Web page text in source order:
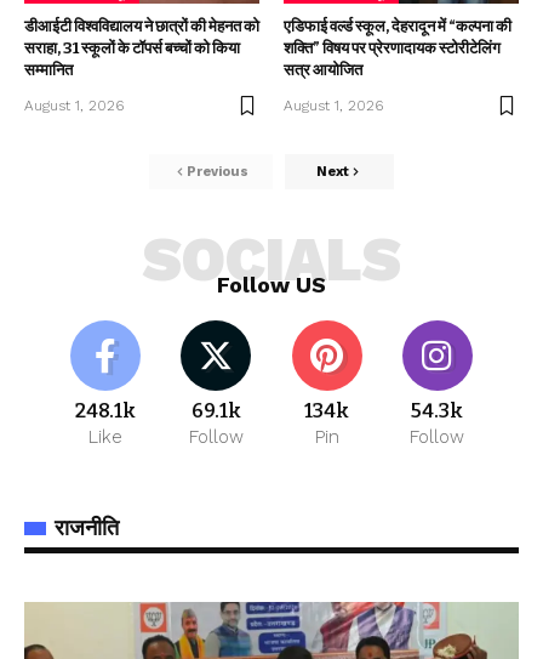
डीआईटी विश्वविद्यालय ने छात्रों की मेहनत को
सराहा, 31 स्कूलों के टॉपर्स बच्चों को किया
सम्मानित
August 1, 2026
एडिफाई वर्ल्ड स्कूल, देहरादून में “कल्पना की
शक्ति” विषय पर प्रेरणादायक स्टोरीटेलिंग
सत्र आयोजित
August 1, 2026
Previous Next
Follow US
SOCIALS
248.1k
Like
69.1k
Follow
134k
Pin
54.3k
Follow
राजनीति